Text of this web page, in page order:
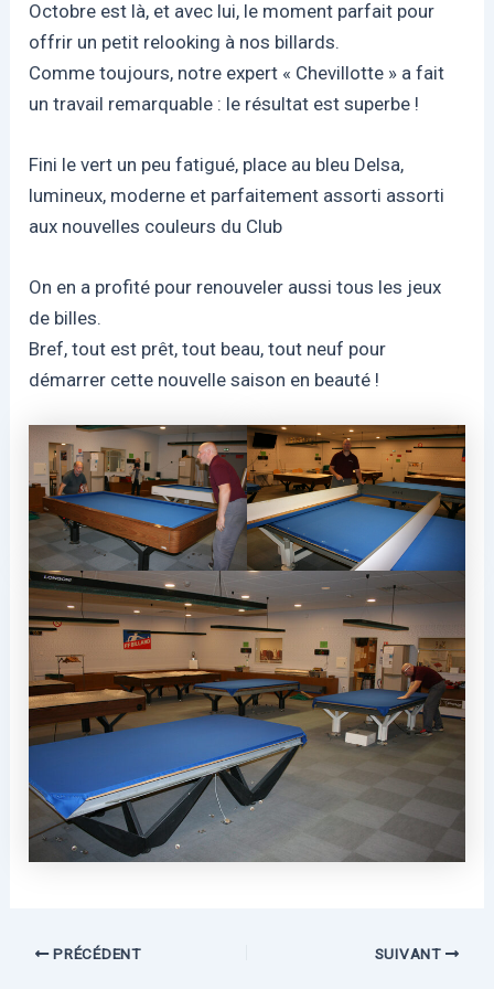
Octobre est là, et avec lui, le moment parfait pour
offrir un petit relooking à nos billards.
Comme toujours, notre expert « Chevillotte » a fait
un travail remarquable : le résultat est superbe !
Fini le vert un peu fatigué, place au bleu Delsa,
lumineux, moderne et parfaitement assorti assorti
aux nouvelles couleurs du Club
On en a profité pour renouveler aussi tous les jeux
de billes.
Bref, tout est prêt, tout beau, tout neuf pour
démarrer cette nouvelle saison en beauté !
PRÉCÉDENT SUIVANT